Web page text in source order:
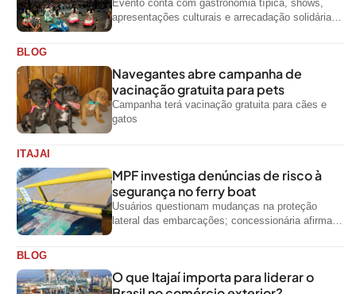
Evento conta com gastronomia típica, shows,
apresentações culturais e arrecadação solidária
BLOG
Navegantes abre campanha de
vacinação gratuita para pets
Campanha terá vacinação gratuita para cães e
gatos
ITAJAI
MPF investiga denúncias de risco à
segurança no ferry boat
Usuários questionam mudanças na proteção
lateral das embarcações; concessionária afirma
BLOG
O que Itajaí importa para liderar o